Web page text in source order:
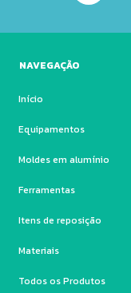
NAVEGAÇÃO
Início
Equipamentos
Moldes em alumínio
Ferramentas
Itens de reposição
Materiais
Todos os Produtos